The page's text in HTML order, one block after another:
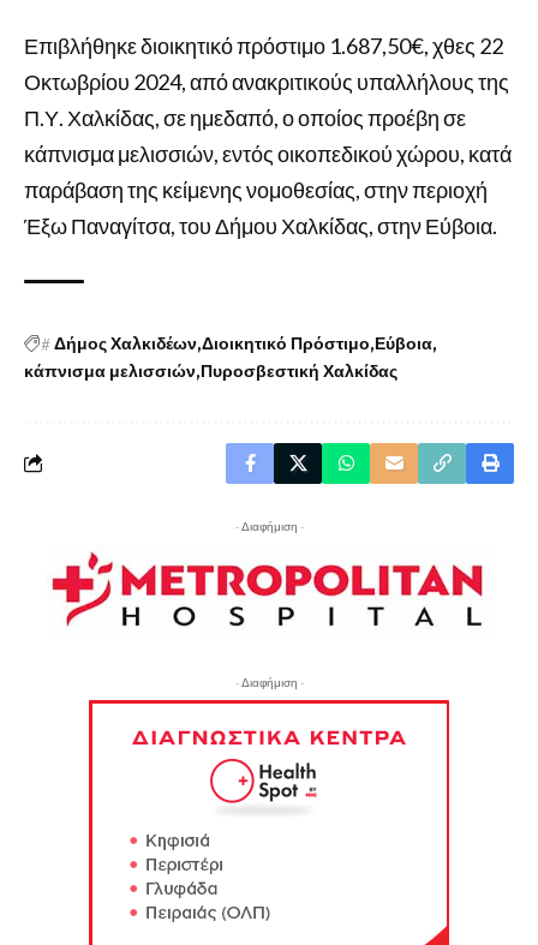
Επιβλήθηκε διοικητικό πρόστιμο 1.687,50€, χθες 22
Οκτωβρίου 2024, από ανακριτικούς υπαλλήλους της
Π.Υ. Χαλκίδας, σε ημεδαπό, ο οποίος προέβη σε
κάπνισμα μελισσιών, εντός οικοπεδικού χώρου, κατά
παράβαση της κείμενης νομοθεσίας, στην περιοχή
Έξω Παναγίτσα, του Δήμου Χαλκίδας, στην Εύβοια.
#Δήμος Χαλκιδέων Διοικητικό Πρόστιμο Εύβοια
κάπνισμα μελισσιών Πυροσβεστική Χαλκίδας
- Διαφήμιση -
- Διαφήμιση -